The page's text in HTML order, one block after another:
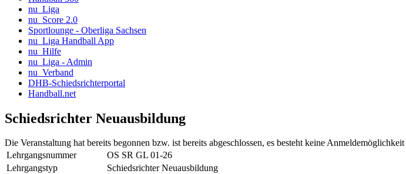
nu_Liga
nu_Score 2.0
Sportlounge - Oberliga Sachsen
nu_Liga Handball App
nu_Hilfe
nu_Liga - Admin
nu_Verband
DHB-Schiedsrichterportal
Handball.net
Schiedsrichter Neuausbildung
Die Veranstaltung hat bereits begonnen bzw. ist bereits abgeschlossen, es besteht keine Anmeldemöglichkeit
Lehrgangsnummer
OS SR GL 01-26
Lehrgangstyp
Schiedsrichter Neuausbildung